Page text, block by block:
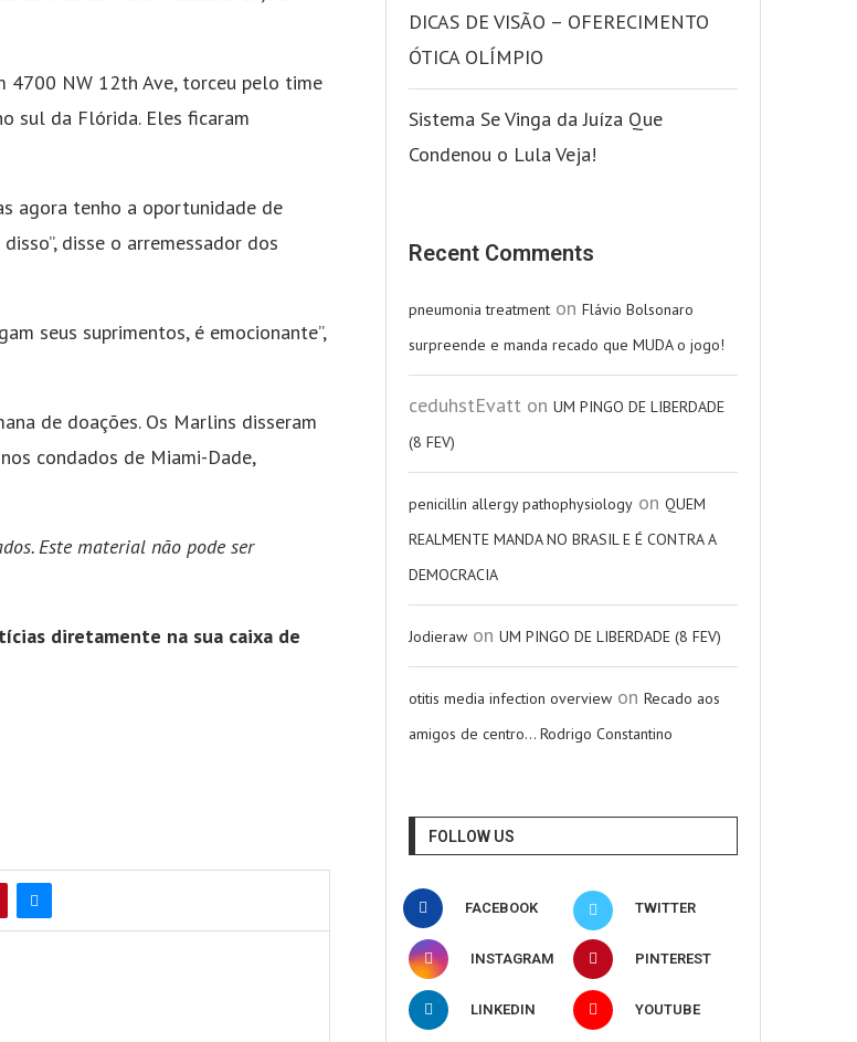
4700 NW 12th Ave, torceu pelo time
sul da Flórida. Eles ficaram
agora tenho a oportunidade de
disse o arremessador dos
seus suprimentos, é emocionante”,
de doações. Os Marlins disseram
condados de Miami-Dade,
Este material não pode ser
diretamente na sua caixa de
DICAS DE VISÃO – OFERECIMENTO
ÓTICA OLÍMPIO
Sistema Se Vinga da Juíza Que
Condenou o Lula Veja!
Recent Comments
pneumonia treatment on Flávio Bolsonaro
surpreende e manda recado que MUDA o jogo!
ceduhstEvatt on UM PINGO DE LIBERDADE
(8 FEV)
penicillin allergy pathophysiology on QUEM
REALMENTE MANDA NO BRASIL E É CONTRA A
DEMOCRACIA
Jodieraw on UM PINGO DE LIBERDADE (8 FEV)
otitis media infection overview on Recado aos
amigos de centro… Rodrigo Constantino
FOLLOW US
FACEBOOK TWITTER
INSTAGRAM PINTEREST
LINKEDIN YOUTUBE